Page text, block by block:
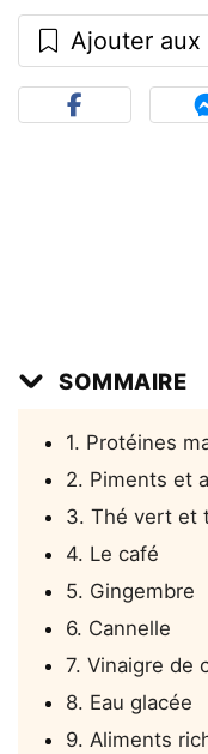
Ajouter aux
SOMMAIRE
1. Protéines
2. Piments et
3. Thé vert et
4. Le café
5. Gingembre
6. Cannelle
7. Vinaigre de
8. Eau glacée
9. Aliments